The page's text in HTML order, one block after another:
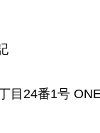
目24番1号